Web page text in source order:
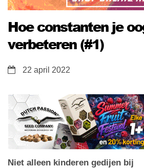
Hoe constanten je
verbeteren (#1)
22 april 2022
Niet alleen kinderen gedijen bij